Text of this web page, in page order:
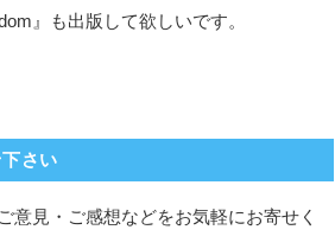
』も出版して欲しいです。
さい
意見・ご感想などをお気軽にお寄せく